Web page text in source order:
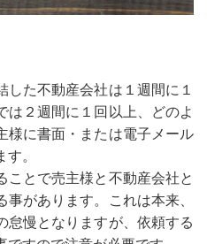
した不動産会社は１週間に１
は２週間に１回以上、どのよ
様に書面・または電⼦メール
。
ことで売主様と不動産会社と
があります。これは本来、
怠慢となりますが、依頼する